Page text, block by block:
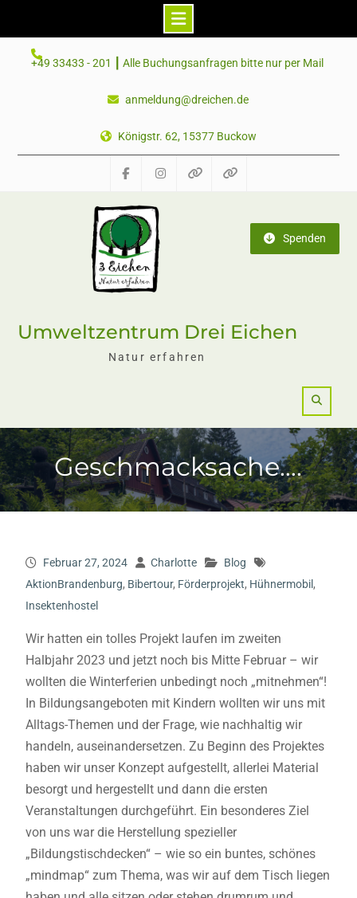
+49 33433 - 201 ┃ Alle Buchungsanfragen bitte nur per Mail
anmeldung@dreichen.de
Königstr. 62, 15377 Buckow
Spenden
Umweltzentrum Drei Eichen
Natur erfahren
Geschmacksache….
Februar 27, 2024 Charlotte
Blog
AktionBrandenburg, Bibertour, Förderprojekt, Hühnermobil,
Insektenhostel
Wir hatten ein tolles Projekt laufen im zweiten
Halbjahr 2023 und jetzt noch bis Mitte Februar – wir
wollten die Winterferien unbedingt noch „mitnehmen“!
In Bildungsangeboten mit Kindern wollten wir uns mit
Alltags-Themen und der Frage, wie nachhaltig wir
handeln, auseinandersetzen. Zu Beginn des Projektes
haben wir unser Konzept aufgestellt, allerlei Material
besorgt und hergestellt und dann die ersten
Veranstaltungen durchgeführt. Ein besonderes Ziel
von uns war die Herstellung spezieller
„Bildungstischdecken“ – wie so ein buntes, schönes
„mindmap“ zum Thema, was wir auf dem Tisch liegen